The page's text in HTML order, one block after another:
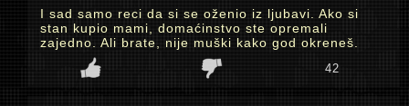
I sad samo reci da si se oženio iz ljubavi. Ako si
stan kupio mami, domaćinstvo ste opremali
zajedno. Ali brate, nije muški kako god okreneš.
42